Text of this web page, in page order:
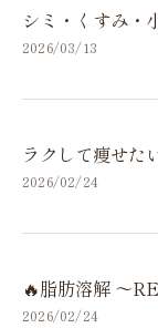
シミ・くすみ・
2026/03/13
ラクして痩せた
2026/02/24
🔥脂肪溶解 〜
2026/02/24